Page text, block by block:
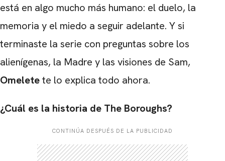
está en algo mucho más humano: el duelo, la
memoria y el miedo a seguir adelante. Y si
terminaste la serie con preguntas sobre los
alienígenas, la Madre y las visiones de Sam,
Omeletete lo explica todo ahora.
¿Cuál es la historia de The Boroughs?
CONTINÚA DESPUÉS DE LA PUBLICIDAD